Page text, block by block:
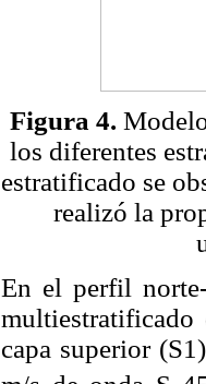
Figura 4.
los diferentes
estratificado se
realizó la
En el perfil
multiestratificado
capa superior